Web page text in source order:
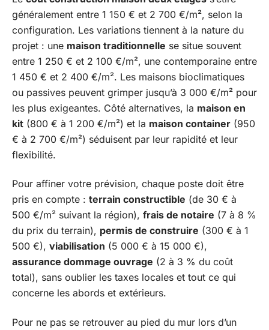
généralement entre 1 150 € et 2 700 €/m², selon la
configuration. Les variations tiennent à la nature du
projet : une maison traditionnelle se situe souvent
entre 1 250 € et 2 100 €/m², une contemporaine entre
1 450 € et 2 400 €/m². Les maisons bioclimatiques
ou passives peuvent grimper jusqu’à 3 000 €/m² pour
les plus exigeantes. Côté alternatives, la maison en
kit (800 € à 1 200 €/m²) et la maison container (950
€ à 2 700 €/m²) séduisent par leur rapidité et leur
flexibilité.
Pour affiner votre prévision, chaque poste doit être
pris en compte : terrain constructible (de 30 € à
500 €/m² suivant la région), frais de notaire (7 à 8 %
du prix du terrain), permis de construire (300 € à 1
500 €), viabilisation (5 000 € à 15 000 €),
assurance dommage ouvrage (2 à 3 % du coût
total), sans oublier les taxes locales et tout ce qui
concerne les abords et extérieurs.
Pour ne pas se retrouver au pied du mur lors d’un